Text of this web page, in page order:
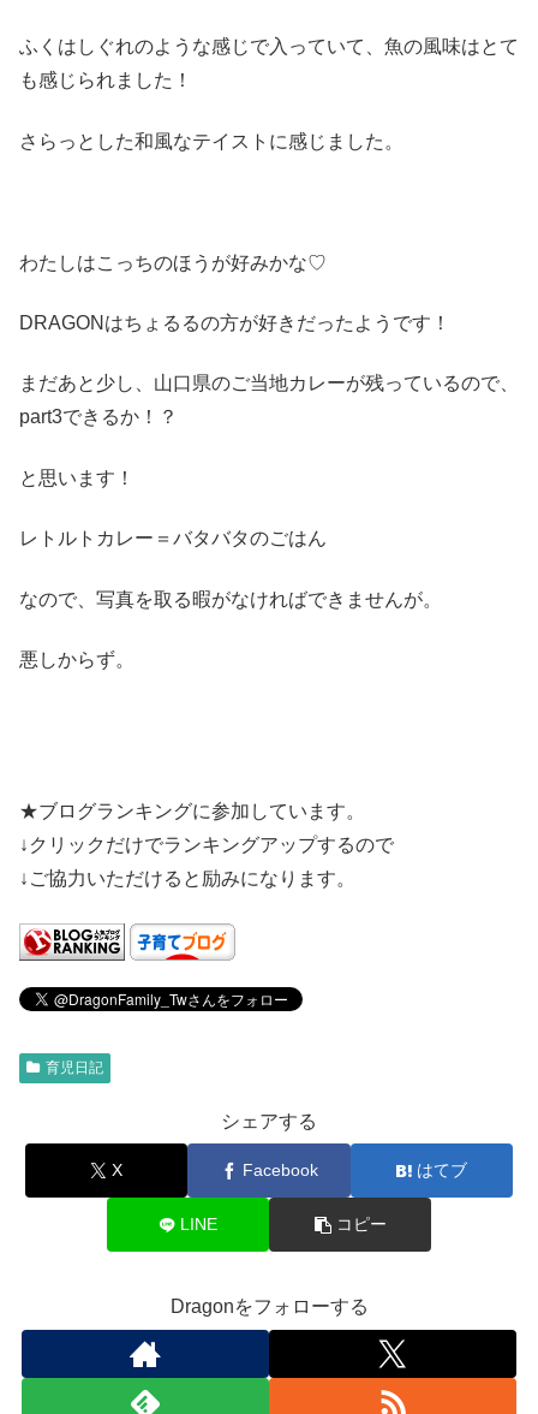
ふくはしぐれのような感じで入っていて、魚の風味はとて
も感じられました！
さらっとした和風なテイストに感じました。
わたしはこっちのほうが好みかな♡
DRAGONはちょるるの方が好きだったようです！
まだあと少し、山口県のご当地カレーが残っているので、
part3できるか！？
と思います！
レトルトカレー＝バタバタのごはん
なので、写真を取る暇がなければできませんが。
悪しからず。
★ブログランキングに参加しています。
↓クリックだけでランキングアップするので
↓ご協力いただけると励みになります。
育児日記
シェアする
X Facebook はてブ
LINE コピー
Dragonをフォローする